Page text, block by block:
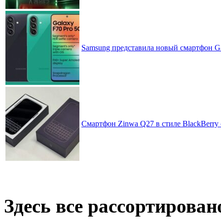
Samsung представила новый смартфон
Смартфон Zinwa Q27 в стиле BlackBerry
Здесь все